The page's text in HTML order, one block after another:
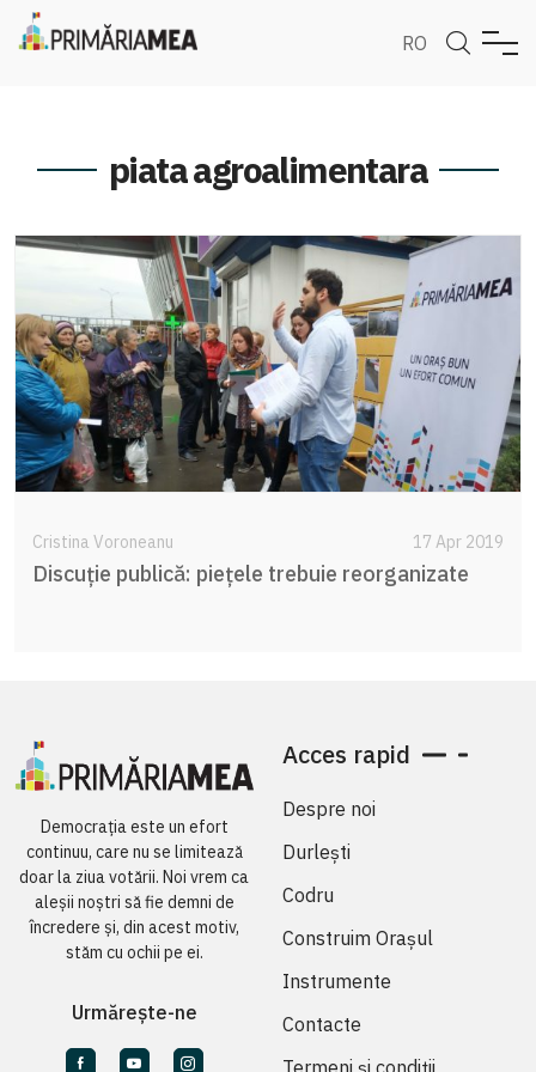
RO
piata agroalimentara
Cristina Voroneanu 17 Apr 2019
Discuție publică: piețele trebuie reorganizate
Democrația este un efort
continuu, care nu se limitează
doar la ziua votării. Noi vrem ca
aleșii noștri să fie demni de
încredere și, din acest motiv,
stăm cu ochii pe ei.
Urmărește-ne
Acces rapid
Despre noi
Durlești
Codru
Construim Orașul
Instrumente
Contacte
Termeni și condiții